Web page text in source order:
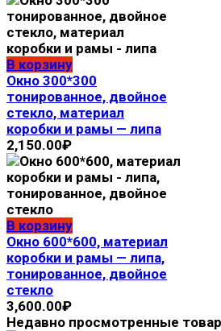
В корзину
Окно 300*300
тонированное, двойное
стекло, материал
коробки и рамы — липа
2,150.00₽
В корзину
Окно 600*600, материал
коробки и рамы — липа,
тонированное, двойное
стекло
3,600.00₽
Недавно просмотренные